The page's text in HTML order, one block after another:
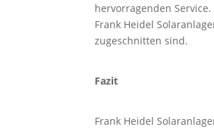
hervorragenden
Frank Heidel
zugeschnitten sind.
Fazit
Frank Heidel